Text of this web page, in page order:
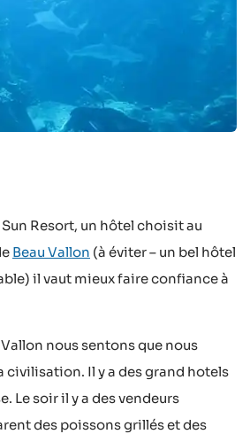
Resort, un hôtel choisit au
Beau Vallon (à éviter – un bel hôtel
il vaut mieux faire confiance à
Vallon nous sentons que nous
civilisation. Il y a des grand hotels
Le soir il y a des vendeurs
des poissons grillés et des